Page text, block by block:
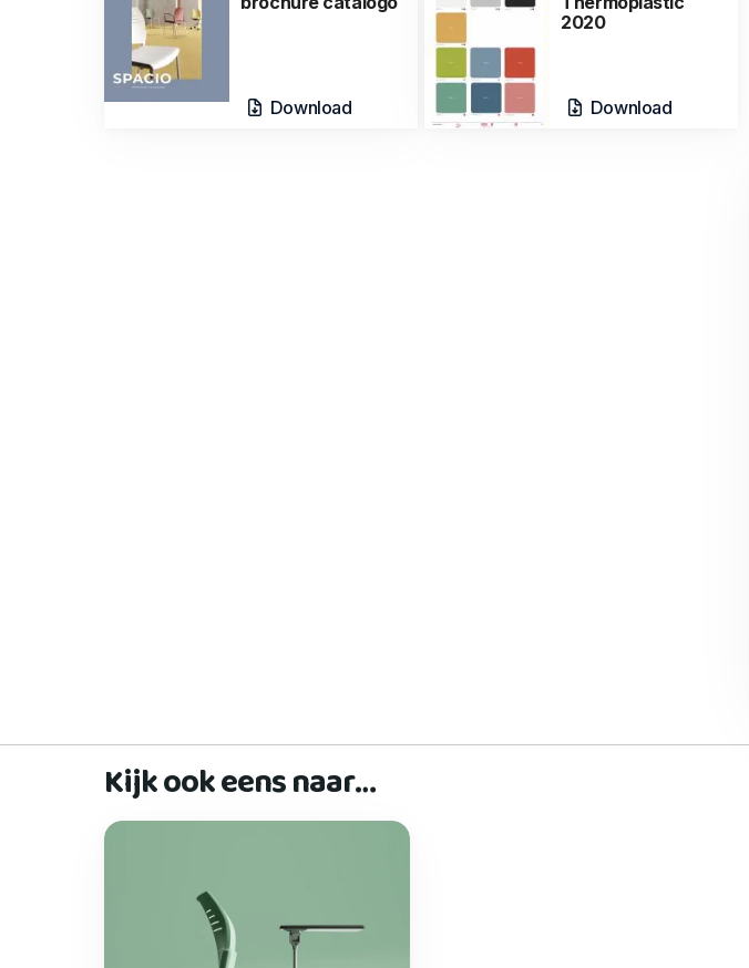
Download
2020
Download
Kijk ook eens naar…